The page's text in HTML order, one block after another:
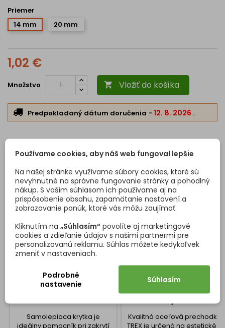
farba je len približná.
Priemer
14 mm
20 mm
1,02 €
Množstvo  Vložiť do košíka
Predpokladaný dátum doručenia - 12. 8. 2026 .
TIEŽ:
<
BIELA GRAVÍR
Samolepiaca krytka je
ideálny pomocník pri zakrytí
PRECHODKA NA KÁBLE TREX
12 MM / ČIERNA
Kvalitná oceľová prechodka
TREX je určená na estetické a
Používame cookies, aby náš web fungoval lepšie
Na našej stránke využívame súbory cookies, ktoré sú
nevyhnutné na správne fungovanie stránky a pohodlný
nákup. S vaším súhlasom ich používame aj na
prispôsobenie obsahu, zapamätanie nastavení a
zobrazovanie ponúk, ktoré vás môžu zaujímať.
Kliknutím na „Súhlasím“ povolíte aj marketingové
cookies a zdieľanie údajov s našimi partnermi pre
personalizovanú reklamu. Súhlas môžete kedykoľvek
zmeniť v nastaveniach.
Podrobné
nastavenie
Súhlasím